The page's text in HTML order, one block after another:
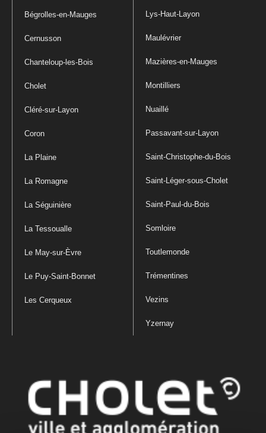
Bégrolles-en-Mauges
Cernusson
Chanteloup-les-Bois
Cholet
Cléré-sur-Layon
Coron
La Plaine
La Romagne
La Séguinière
La Tessoualle
Le May-sur-Èvre
Le Puy-Saint-Bonnet
Les Cerqueux
Lys-Haut-Layon
Maulévrier
Mazières-en-Mauges
Montilliers
Nuaillé
Passavant-sur-Layon
Saint-Christophe-du-Bois
Saint-Léger-sous-Cholet
Saint-Paul-du-Bois
Somloire
Toutlemonde
Trémentines
Vezins
Yzernay